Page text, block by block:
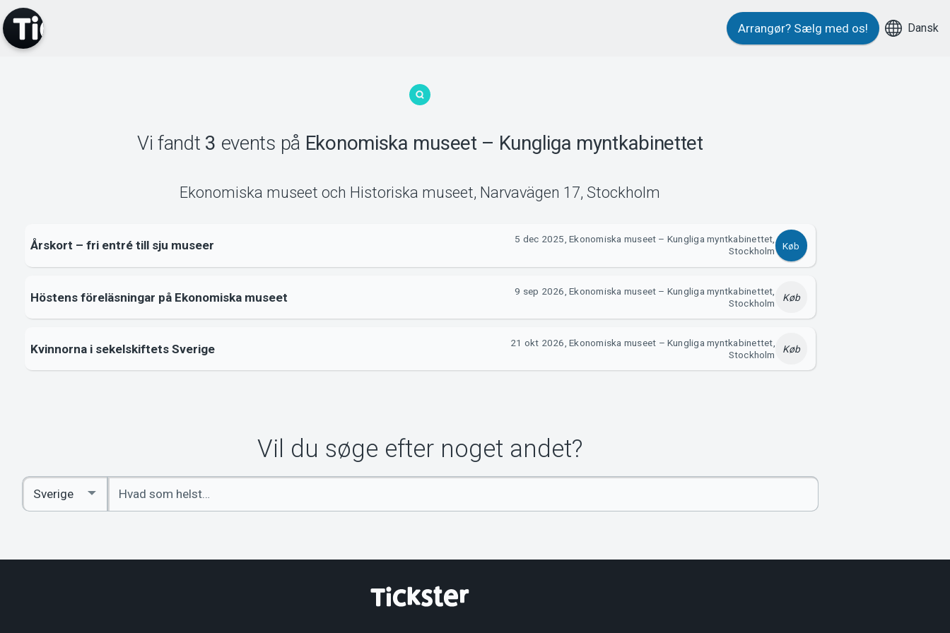
Arrangør? Sælg med os! Dansk
Vi fandt 3 events på Ekonomiska museet – Kungliga myntkabinettet
Ekonomiska museet och Historiska museet, Narvavägen 17,Stockholm
Årskort – fri entré till sju museer
5 dec 2025, Ekonomiska museet – Kungliga myntkabinettet,
Stockholm
Køb
Höstens föreläsningar på Ekonomiska museet
9 sep 2026, Ekonomiska museet – Kungliga myntkabinettet,
Stockholm
Køb
Kvinnorna i sekelskiftets Sverige
21 okt 2026, Ekonomiska museet – Kungliga myntkabinettet,
Stockholm
Køb
Vil du søge efter noget andet?
Indtast
søgeord
Select
Country